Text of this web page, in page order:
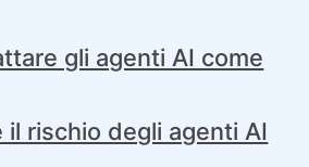
gli agenti AI come
rischio degli agenti AI